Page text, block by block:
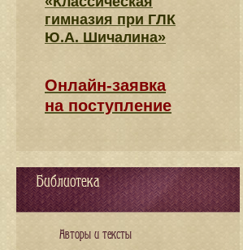
гимназия при ГЛК
Ю.А. Шичалина»
Онлайн-заявка
на поступление
Библиотека
Авторы и тексты